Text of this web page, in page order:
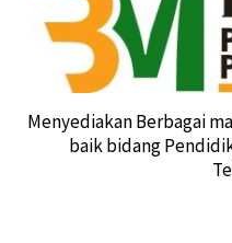
Menyediakan Berbagai
baik bidang